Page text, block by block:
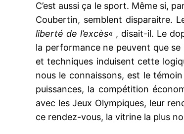
C’est aussi ça le sport. Même si,
Coubertin, semblent disparaitre.
liberté de l’excès« , disait-il. Le
la performance ne peuvent que se
et techniques induisent cette
nous le connaissons, est le
puissances, la compétition
avec les Jeux Olympiques, leur
ce rendez-vous, la vitrine la plus